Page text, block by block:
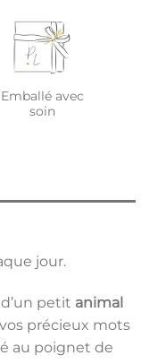
Emballé avec
soin
jour.
petit animal
précieux mots
au poignet de